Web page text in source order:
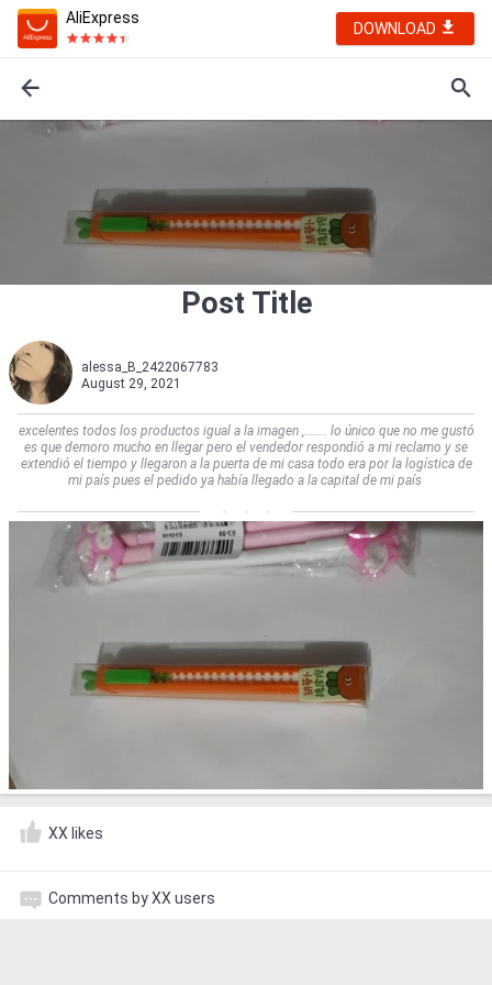
AliExpress
DOWNLOAD
Post Title
alessa_B_2422067783
August 29, 2021
excelentes todos los productos igual a la imagen ,.......‍ lo único que no me gustó
es que demoro mucho en llegar pero el vendedor respondió a mi reclamo y se
extendió el tiempo y llegaron a la puerta de mi casa todo era por la logística de
mi país pues el pedido ya había llegado a la capital de mi país                             
XX likes
Comments by XX users